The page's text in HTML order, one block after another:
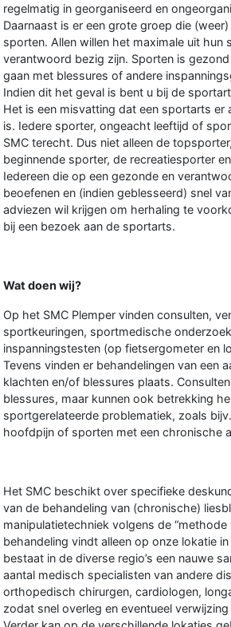
regelmatig in georganiseerd en
Daarnaast is er een grote groep die
sporten. Allen willen het maximale uit hun
verantwoord bezig zijn. Sporten is
gaan met blessures of andere
Indien dit het geval is bent u bij de
Het is een misvatting dat een sportarts er
is. Iedere sporter, ongeacht leeftijd of
SMC terecht. Dus niet alleen de
beginnende sporter, de recreatiesporter
Iedereen die op een gezonde en
beoefenen en (indien geblesseerd) snel
adviezen wil krijgen om herhaling te
bij een bezoek aan de sportarts.
Wat doen wij?
Op het SMC Plemper vinden consulten,
sportkeuringen, sportmedische
inspanningstesten (op fietsergometer en
Tevens vinden er behandelingen van een
klachten en/of blessures plaats.
blessures, maar kunnen ook betrekking
sportgerelateerde problematiek, zoals
hoofdpijn of sporten met een chronische
Het SMC beschikt over specifieke
van de behandeling van (chronische)
manipulatietechniek volgens de “methode
behandeling vindt alleen op onze lokatie
bestaat in de diverse regio’s een nauwe
aantal medisch specialisten van andere
orthopedisch chirurgen, cardiologen,
zodat snel overleg en eventueel